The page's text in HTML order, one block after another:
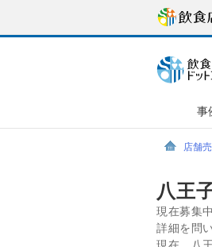
事
店舗
八王
現在募集
詳細を問